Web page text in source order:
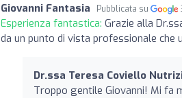
Giovanni Fantasia Pubblicata su
Esperienza fantastica: Grazie alla
da un punto di vista professionale che
Dr.ssa Teresa Coviello
Troppo gentile Giovanni! Mi fa